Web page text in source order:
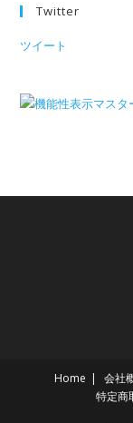
Twitter
ツイート
Home 会社
特定商